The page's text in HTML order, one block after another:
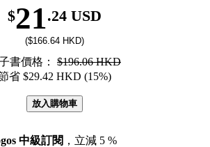
$21.24 USD
($166.64 HKD)
書價格： $196.06 HKD
省 $29.42 HKD (15%)
放入購物車
中級訂閱 ，立減 5 %